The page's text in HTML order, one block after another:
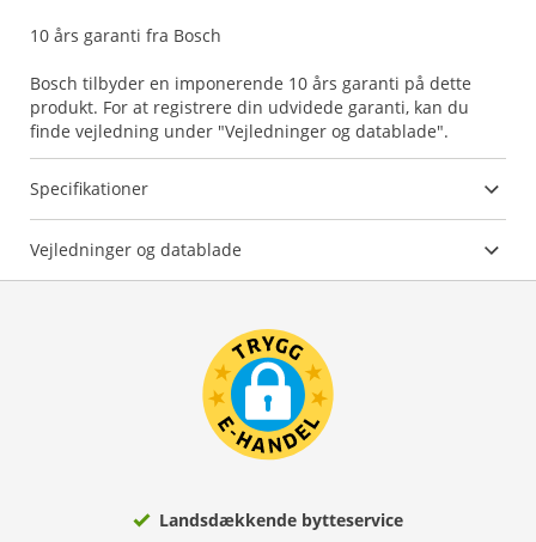
10 års garanti fra Bosch
Bosch tilbyder en imponerende 10 års garanti på dette
produkt. For at registrere din udvidede garanti, kan du
finde vejledning under "Vejledninger og datablade".
Specifikationer
Vejledninger og datablade
Landsdækkende bytteservice